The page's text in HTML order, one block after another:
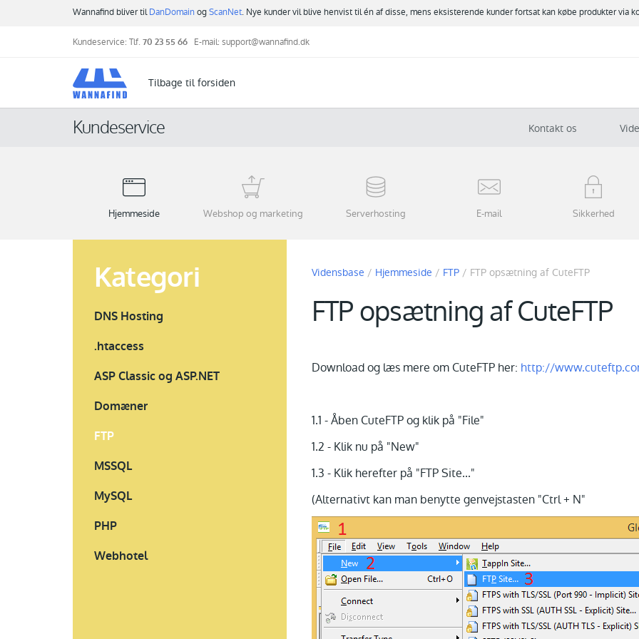
Wannafind bliver tilDanDomainogScanNet. Nye kunder vil blive henvist til én af disse, mens eksisterende kunder fortsat kan købe produkter via
Kundeservice: Tlf. 70 23 55 66 E-mail: support@wannafind.dk
Tilbage til forsiden
Kundeservice Kontakt os
Hjemmeside Webshop og marketing Serverhosting E-mail Sikkerhed
Kategori
DNS Hosting
.htaccess
ASP Classic og ASP.NET
Domæner
FTP
MSSQL
MySQL
PHP
Webhotel
Vidensbase / Hjemmeside / FTP / FTP opsætning af CuteFTP
FTP opsætning af CuteFTP
Download og læs mere om CuteFTP her: http://
1.1 - Åben CuteFTP og klik på "File"
1.2 - Klik nu på "New"
1.3 - Klik herefter på "FTP Site..."
(Alternativt kan man benytte genvejstasten "Ctrl + N"